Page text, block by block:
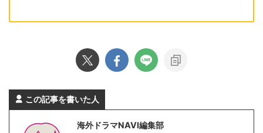
この記事を書いた人
海外ドラマNAVI編集部